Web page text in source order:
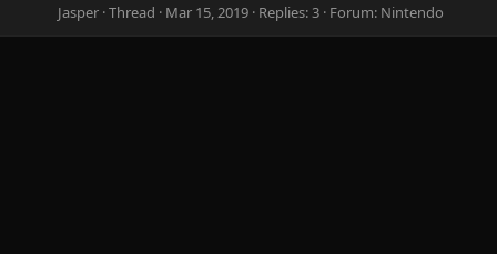
Jasper Thread Mar 15, 2019 Replies: 3 Forum: Nintendo